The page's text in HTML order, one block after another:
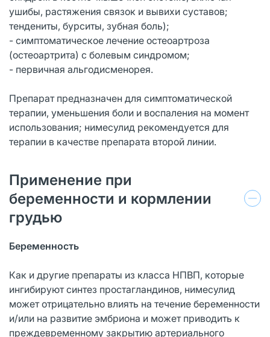
ушибы, растяжения связок и вывихи суставов;
тендениты, бурситы, зубная боль);
- симптоматическое лечение остеоартроза
(остеоартрита) с болевым синдромом;
- первичная альгодисменорея.
Препарат предназначен для симптоматической
терапии, уменьшения боли и воспаления на момент
использования; нимесулид рекомендуется для
терапии в качестве препарата второй линии.
Применение при
беременности и кормлении
грудью
Беременность
Как и другие препараты из класса НПВП, которые
ингибируют синтез простагландинов, нимесулид
может отрицательно влиять на течение беременности
и/или на развитие эмбриона и может приводить к
преждевременному закрытию артериального